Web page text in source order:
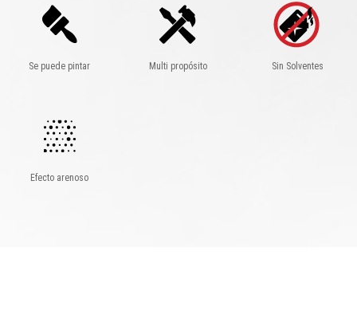
Se puede pintar Multi propósito Sin Solventes
Efecto arenoso